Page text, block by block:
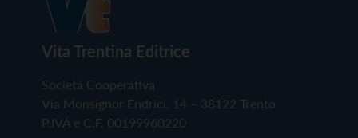
Vita Trentina Editrice
Società Cooperativa
Via Monsignor Endrici, 14 – 38122 Trento
P.IVA e C.F. 00199960220